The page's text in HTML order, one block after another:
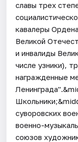
славы трех
кавалеры
Великой
и инвалиды
числе узники),
награжденные
суворовских
военно-
союзов